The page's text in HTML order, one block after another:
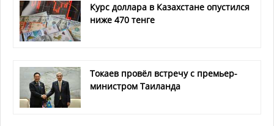
Курс доллара в Казахстане опустился
ниже 470 тенге
Токаев провёл встречу с премьер-
министром Таиланда